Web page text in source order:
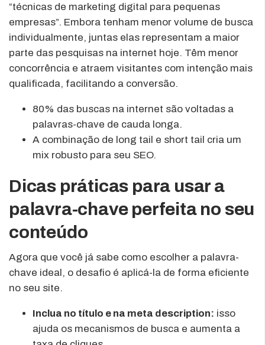
“técnicas de marketing digital para pequenas
empresas”. Embora tenham menor volume de busca
individualmente, juntas elas representam a maior
parte das pesquisas na internet hoje. Têm menor
concorrência e atraem visitantes com intenção mais
qualificada, facilitando a conversão.
80% das buscas na internet são voltadas a
palavras-chave de cauda longa.
A combinação de long tail e short tail cria um
mix robusto para seu SEO.
Dicas práticas para usar a
palavra-chave perfeita no seu
conteúdo
Agora que você já sabe como escolher a palavra-
chave ideal, o desafio é aplicá-la de forma eficiente
no seu site.
Inclua no título e na meta description: isso
ajuda os mecanismos de busca e aumenta a